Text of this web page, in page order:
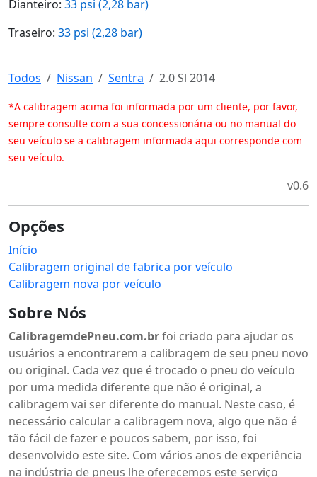
Dianteiro: 33 psi (2,28 bar)
Traseiro: 33 psi (2,28 bar)
Todos Nissan Sentra 2.0 Sl 2014
*A calibragem acima foi informada por um cliente, por favor,
sempre consulte com a sua concessionária ou no manual do
seu veículo se a calibragem informada aqui corresponde com
seu veículo.
v0.6
Opções
Início
Calibragem original de fabrica por veículo
Calibragem nova por veículo
Sobre Nós
CalibragemdePneu.com.brfoi criado para ajudar os
usuários a encontrarem a calibragem de seu pneu novo
ou original. Cada vez que é trocado o pneu do veículo
por uma medida diferente que não é original, a
calibragem vai ser diferente do manual. Neste caso, é
necessário calcular a calibragem nova, algo que não é
tão fácil de fazer e poucos sabem, por isso, foi
desenvolvido este site. Com vários anos de experiência
na indústria de pneus lhe oferecemos este serviço